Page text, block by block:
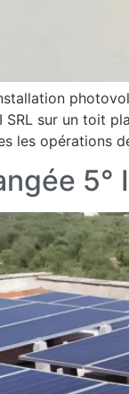
SRL sur un toit
les opérations
5°